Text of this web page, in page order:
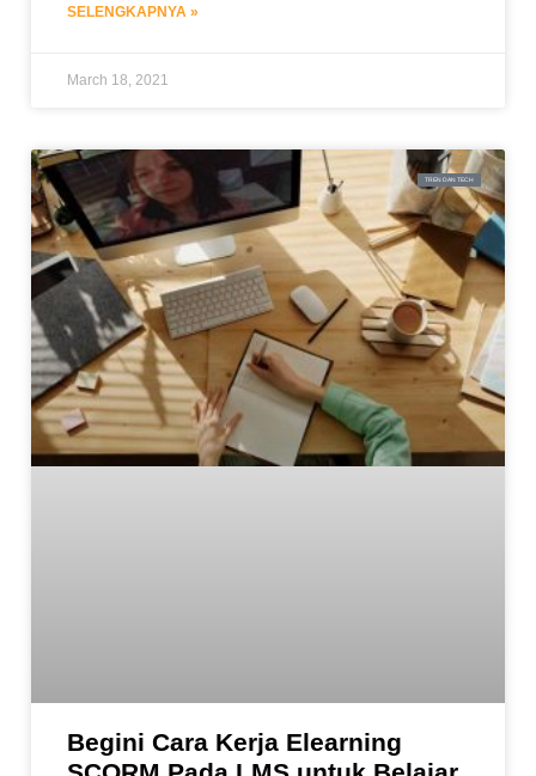
SELENGKAPNYA »
March 18, 2021
TREN DAN TECH
Begini Cara Kerja Elearning